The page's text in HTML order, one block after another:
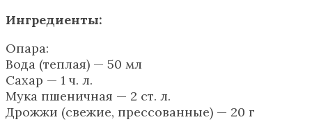
Ингредиенты:
Опара:
Вода (теплая) — 50 мл
Сахар — 1 ч. л.
Мука пшеничная — 2 ст. л.
Дрожжи (свежие, прессованные) — 20 г